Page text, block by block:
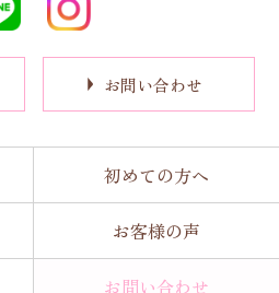
お問い合わせ
初めての方へ
お客様の声
お問い合わせ